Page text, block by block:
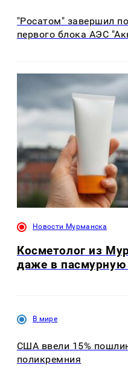
"Росатом" завершил
первого блока АЭС
Новости Мурманска
Косметолог из
даже в пасмурную
В мире
США ввели 15%
поликремния